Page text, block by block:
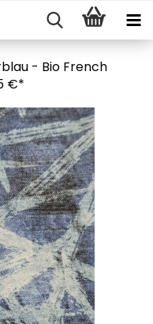
- Bio French
€*